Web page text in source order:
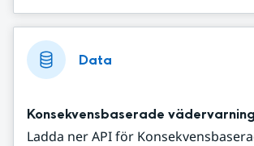
Data
Konsekvensbaserade
Ladda ner API för